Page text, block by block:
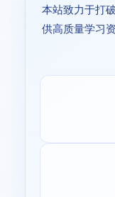
本站致力于打
供高质量学习